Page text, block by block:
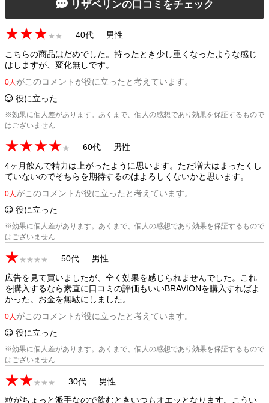
リザベリンの口コミをチェック
★★★★★ 40代
男性
こちらの商品はだめでした。持ったとき少し重くなったような感じ
はしますが、変化無しです。
0人 がこのコメントが役に立ったと考えています。
役に立った
※効果に個人差があります。あくまで、個人の感想であり効果を保証するもので
はございません
★★★★★ 60代
男性
4ヶ月飲んで精力は上がったように思います。ただ増大はまったくし
ていないのでそちらを期待するのはよろしくないかと思います。
0人 がこのコメントが役に立ったと考えています。
役に立った
※効果に個人差があります。あくまで、個人の感想であり効果を保証するもので
はございません
★★★★★ 50代
男性
広告を見て買いましたが、全く効果を感じられませんでした。これ
を購入するなら素直に口コミの評価もいいBRAVIONを購入すればよ
かった。お金を無駄にしました。
0人 がこのコメントが役に立ったと考えています。
役に立った
※効果に個人差があります。あくまで、個人の感想であり効果を保証するもので
はございません
★★★★★ 30代
男性
粒がちょっと派手なので飲むときいつもオエッとなります。こうい